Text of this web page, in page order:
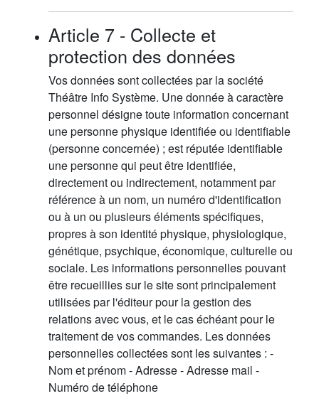
Article 7 - Collecte et
protection des données
Vos données sont collectées par la société
Théâtre Info Système. Une donnée à caractère
personnel désigne toute information concernant
une personne physique identifiée ou identifiable
(personne concernée) ; est réputée identifiable
une personne qui peut être identifiée,
directement ou indirectement, notamment par
référence à un nom, un numéro d'identification
ou à un ou plusieurs éléments spécifiques,
propres à son identité physique, physiologique,
génétique, psychique, économique, culturelle ou
sociale. Les informations personnelles pouvant
être recueillies sur le site sont principalement
utilisées par l'éditeur pour la gestion des
relations avec vous, et le cas échéant pour le
traitement de vos commandes. Les données
personnelles collectées sont les suivantes : -
Nom et prénom - Adresse - Adresse mail -
Numéro de téléphone